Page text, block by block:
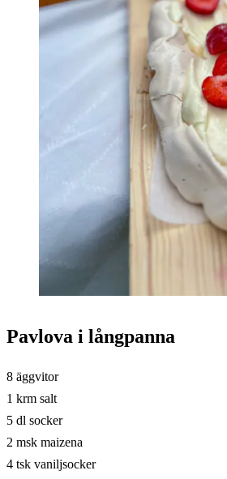
Pavlova i långpanna
8 äggvitor
1 krm salt
5 dl socker
2 msk maizena
4 tsk vaniljsocker